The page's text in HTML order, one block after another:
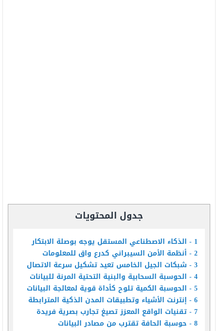
جدول المحتويات
1
الذكاء الاصطناعي المستقل يوجه بوصلة الابتكار
2 أنظمة الأمن السيبراني كدرع واق للمعلومات
3 شبكات الجيل الخامس تعيد تشكيل سرعة الاتصال
4 الحوسبة السحابية والبنية التحتية المرنة للبيانات
5 الحوسبة الكمية تلوح كأداة قوية لمعالجة البيانات
6 إنترنت الأشياء وتطبيقات المدن الذكية المترابطة
7 تقنيات الواقع المعزز تصيغ تجارب بصرية فريدة
8 حوسبة الحافة تقترب من مصادر البيانات